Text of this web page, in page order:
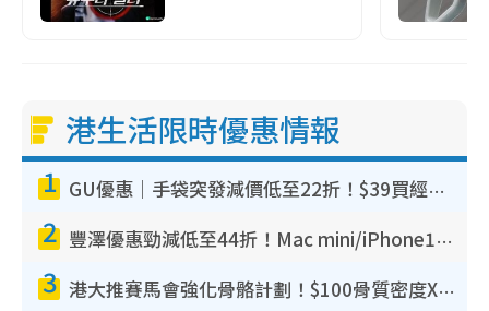
港生活限時優惠情報
1 GU優惠｜手袋突發減價低至22折！$39買經典波士頓包/餃子袋！飾物同步減價$29起！
2 豐澤優惠勁減低至44折！Mac mini/iPhone17Pro大減價！廚房家電$220起
3 港大推賽馬會強化骨骼計劃！$100骨質密度X光檢查 完成免費運動訓練送超市禮券！附參加資格